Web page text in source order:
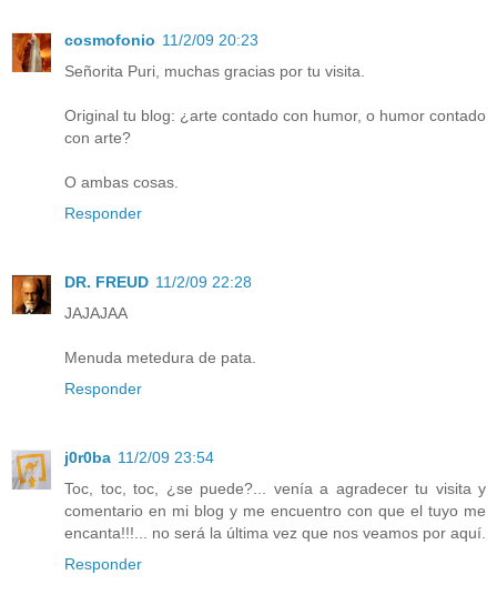
cosmofonio 11/2/09 20:23
Señorita Puri, muchas gracias por tu visita.
Original tu blog: ¿arte contado con humor, o humor contado
con arte?
O ambas cosas.
Responder
DR. FREUD 11/2/09 22:28
JAJAJAA
Menuda metedura de pata.
Responder
j0r0ba 11/2/09 23:54
Toc, toc, toc, ¿se puede?... venía a agradecer tu visita y
comentario en mi blog y me encuentro con que el tuyo me
encanta!!!... no será la última vez que nos veamos por aquí.
Responder